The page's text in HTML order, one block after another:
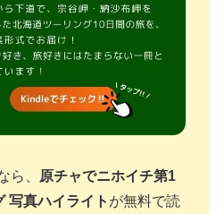
ら、
原チャでニホイチ第1
写真ハイライト が無料で読